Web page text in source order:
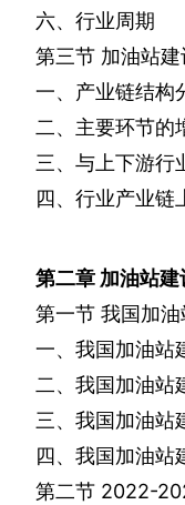
六、行业周期
第三节 加油站
一、产业链结构
二、主要环节的
三、与上下游行
四、行业产业链
第二章 加油站
第一节 我国加
一、我国加油站
二、我国加油站
三、我国加油站
四、我国加油站
第二节 2022-